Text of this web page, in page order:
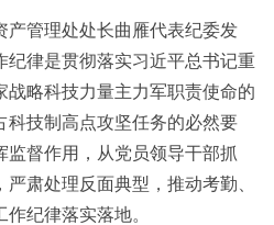
产管理处处长曲雁代表纪委发
纪律是贯彻落实习近平总书记重
战略科技力量主力军职责使命的
科技制高点攻坚任务的必然要
监督作用，从党员领导干部抓
肃处理反面典型，推动考勤、
纪律落实落地。